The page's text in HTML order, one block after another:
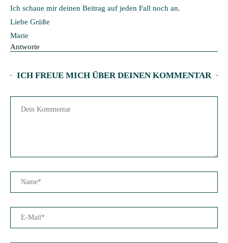
Ich schaue mir deinen Beitrag auf jeden Fall noch an.
Liebe Grüße
Marie
Antworte
ICH FREUE MICH ÜBER DEINEN KOMMENTAR